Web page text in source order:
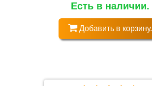
Есть в наличии.
Добавить в корзину.